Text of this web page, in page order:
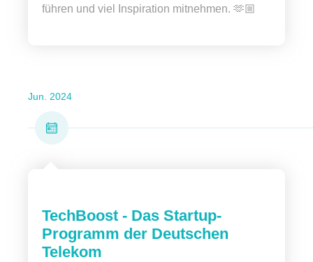
führen und viel Inspiration mitnehmen. 🫶🏼
Jun. 2024
TechBoost - Das Startup-
Programm der Deutschen
Telekom